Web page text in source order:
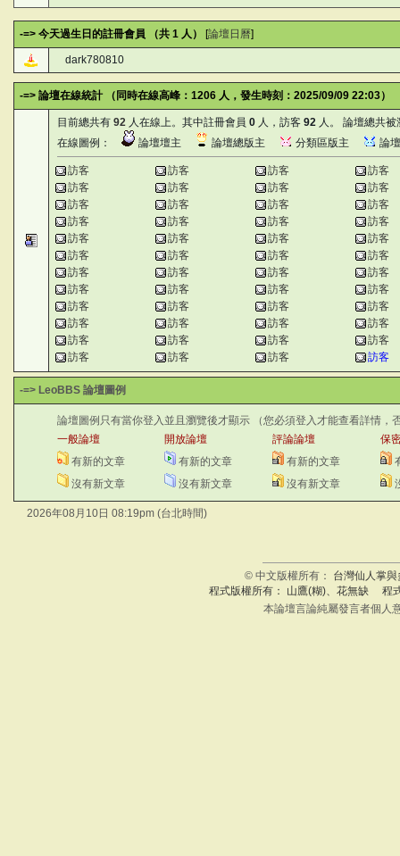
-=> 今天過生日的註冊會員 （共 1 人） [論壇日曆]
dark780810
-=> 論壇在線統計 （同時在線高峰：1206 人，發生時刻：2025/09/09 22:03）
目前總共有 92 人在線上。其中註冊會員 0 人，訪客 92 人。 論壇總共
在線圖例：
論壇壇主 論壇總版主 分類區版主 論
訪客 訪客 訪客
訪客
訪客
訪客 訪客
訪客
訪客
訪客 訪客
訪客
訪客
訪客 訪客
訪客
訪客
訪客 訪客
訪客
訪客
訪客 訪客
訪客
訪客
訪客 訪客
訪客
訪客
訪客 訪客
訪客
訪客
訪客 訪客
訪客
訪客
訪客 訪客
訪客
訪客
訪客 訪客
訪客
訪客
訪客 訪客 訪客
-=> LeoBBS 論壇圖例
論壇圖例只有當你登入並且瀏覽後才顯示 （您必須登入才能查看詳情，
一般論壇
開放論壇 評論論壇
保
有新的文章
有新的文章 有新的文章
沒有新文章
沒有新文章 沒有新文章
2026年08月10日 08:19pm (台北時間)
© 中文版權所有： 台灣仙人掌
程式版權所有： 山鷹(糊)、花無缺 程
本論壇言論純屬發言者個人